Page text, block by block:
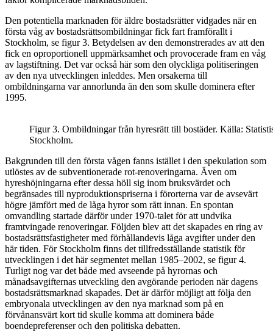
Den potentiella marknaden för äldre bostadsrätter vidgades när en
första våg av bostadsrättsombildningar fick fart framförallt i
Stockholm, se figur 3. Betydelsen av den demonstrerades av att den
fick en oproportionell uppmärksamhet och provocerade fram en våg
av lagstiftning. Det var också här som den olyckliga politiseringen
av den nya utvecklingen inleddes. Men orsakerna till
ombildningarna var annorlunda än den som skulle dominera efter
1995.
Figur 3. Ombildningar från hyresrätt till bostäder. Källa:
Stockholm.
Bakgrunden till den första vågen fanns istället i den spekulation som
utlöstes av de subventionerade rot-renoveringarna. Även om
hyreshöjningarna efter dessa höll sig inom bruksvärdet och
begränsades till nyproduktionspriserna i förorterna var de avsevärt
högre jämfört med de låga hyror som rått innan. En spontan
omvandling startade därför under 1970-talet för att undvika
framtvingade renoveringar. Följden blev att det skapades en ring av
bostadsrättsfastigheter med förhållandevis låga avgifter under den
här tiden. För Stockholm finns det tillfredsställande statistik för
utvecklingen i det här segmentet mellan 1985–2002, se figur 4.
Turligt nog var det både med avseende på hyrornas och
månadsavgifternas utveckling den avgörande perioden när dagens
bostadsrättsmarknad skapades. Det är därför möjligt att följa den
embryonala utvecklingen av den nya marknad som på en
förvånansvärt kort tid skulle komma att dominera både
boendepreferenser och den politiska debatten.